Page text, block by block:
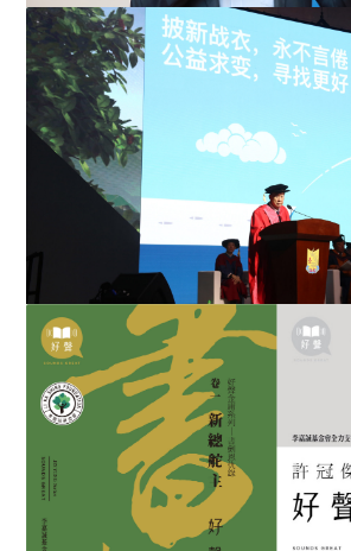
教大獲李嘉誠基金會捐助 推廣「基石
李嘉誠先生退任 汕頭大學校董會名譽
的許諾